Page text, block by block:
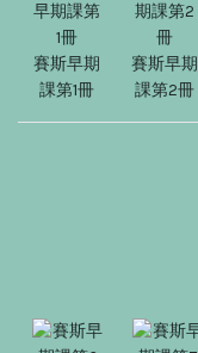
賽斯早期
課第1冊
賽斯早期
課第2冊